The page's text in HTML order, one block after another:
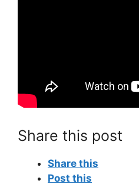
Share this post
Share this
Post this